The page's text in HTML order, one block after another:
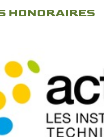
HONORAIRES